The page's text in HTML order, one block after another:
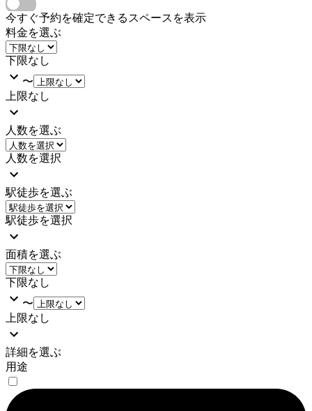
今すぐ予約を確定できるスペースを表示
料金を選ぶ
下限なし
〜
上限なし
人数を選ぶ
人数を選択
駅徒歩を選ぶ
駅徒歩を選択
面積を選ぶ
下限なし
〜
上限なし
詳細を選ぶ
用途